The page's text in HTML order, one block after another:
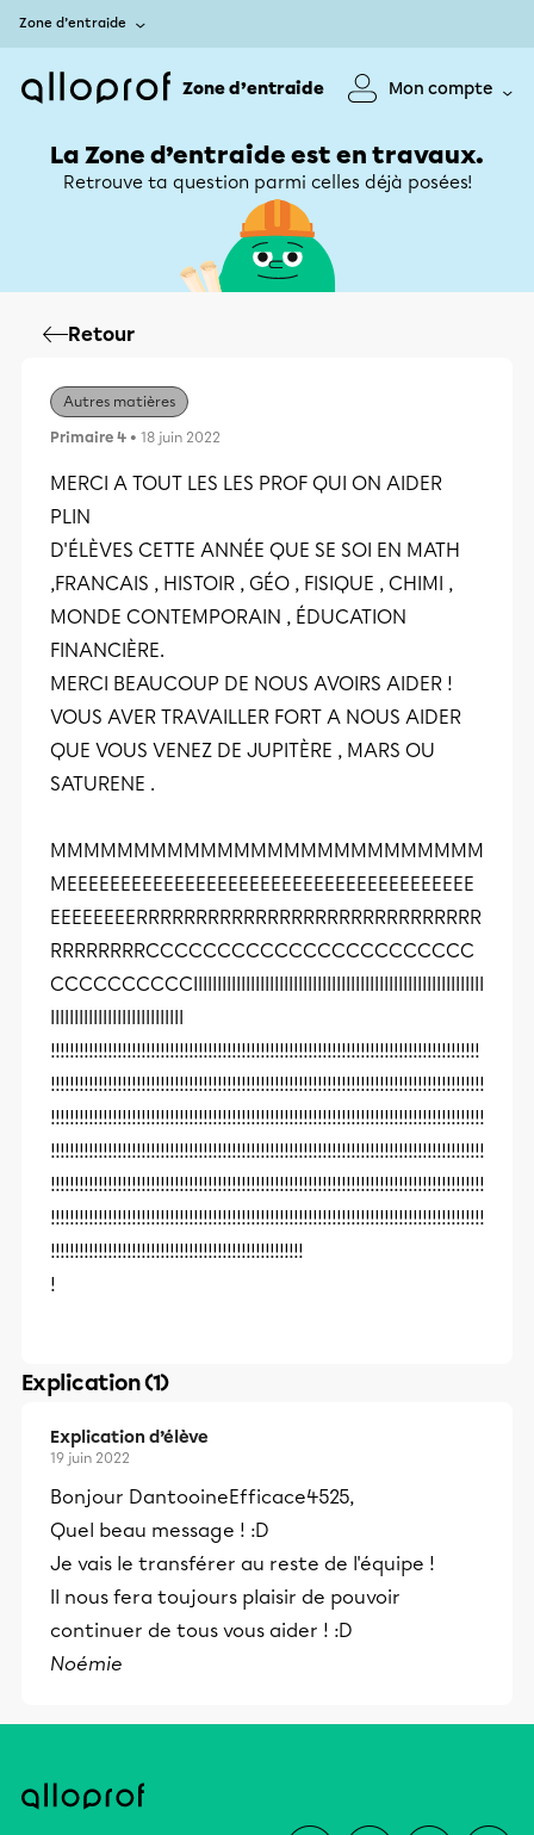
Zone d’entraide
Zone d’entraide Mon compte
La Zone d’entraide est en travaux.
Retrouve ta question parmi celles déjà posées!
Retour
Autres matières
Primaire 4 • 18 juin 2022
MERCI A TOUT LES LES PROF QUI ON AIDER
PLIN
D'ÉLÈVES CETTE ANNÉE QUE SE SOI EN MATH
,FRANCAIS , HISTOIR , GÉO , FISIQUE , CHIMI ,
MONDE CONTEMPORAIN , ÉDUCATION
FINANCIÈRE.
MERCI BEAUCOUP DE NOUS AVOIRS AIDER !
VOUS AVER TRAVAILLER FORT A NOUS AIDER
QUE VOUS VENEZ DE JUPITÈRE , MARS OU
SATURENE .
MMMMMMMMMMMMMMMMMMMMMMMMMM
MEEEEEEEEEEEEEEEEEEEEEEEEEEEEEEEEEEEEEE
EEEEEEEERRRRRRRRRRRRRRRRRRRRRRRRRRRRR
RRRRRRRRCCCCCCCCCCCCCCCCCCCCCCC
CCCCCCCCCCIIIIIIIIIIIIIIIIIIIIIIIIIIIIIIIIIIIIIIIIIIIIIIIIIIIIIIIIIIIII
IIIIIIIIIIIIIIIIIIIIIIIIIIII
!!!!!!!!!!!!!!!!!!!!!!!!!!!!!!!!!!!!!!!!!!!!!!!!!!!!!!!!!!!!!!!!!!!!!!!!!!!!!!!!!!!!!!!!!!
!!!!!!!!!!!!!!!!!!!!!!!!!!!!!!!!!!!!!!!!!!!!!!!!!!!!!!!!!!!!!!!!!!!!!!!!!!!!!!!!!!!!!!!!!!!
!!!!!!!!!!!!!!!!!!!!!!!!!!!!!!!!!!!!!!!!!!!!!!!!!!!!!!!!!!!!!!!!!!!!!!!!!!!!!!!!!!!!!!!!!!!
!!!!!!!!!!!!!!!!!!!!!!!!!!!!!!!!!!!!!!!!!!!!!!!!!!!!!!!!!!!!!!!!!!!!!!!!!!!!!!!!!!!!!!!!!!!
!!!!!!!!!!!!!!!!!!!!!!!!!!!!!!!!!!!!!!!!!!!!!!!!!!!!!!!!!!!!!!!!!!!!!!!!!!!!!!!!!!!!!!!!!!!
!!!!!!!!!!!!!!!!!!!!!!!!!!!!!!!!!!!!!!!!!!!!!!!!!!!!!!!!!!!!!!!!!!!!!!!!!!!!!!!!!!!!!!!!!!!
!!!!!!!!!!!!!!!!!!!!!!!!!!!!!!!!!!!!!!!!!!!!!!!!!!!!!
!
Explication (1)
Explication d’élève
19 juin 2022
Bonjour DantooineEfficace4525,
Quel beau message ! :D
Je vais le transférer au reste de l'équipe !
Il nous fera toujours plaisir de pouvoir
continuer de tous vous aider ! :D
Noémie